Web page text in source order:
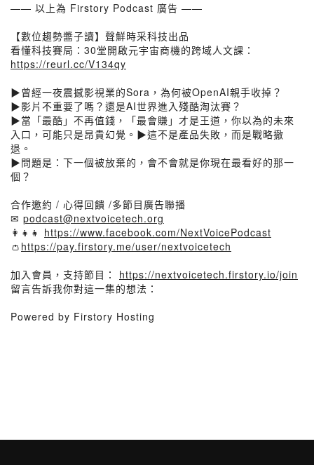
—— 以上為 Firstory Podcast 廣告 ——
【數位趨勢醬子讀】聲鮮時采科技出品
看懂科技賽局：30堂開啟元宇宙商機的跨域人文課：
https://reurl.cc/V134qy
▶曾經一夜震撼影視業的Sora，為何被OpenAI親手收掉？
▶影片不重要了嗎？還是AI世界進入殘酷淘汰賽？
▶當「最酷」不再值錢，「最會賺」才是王道，你以為的未來
入口，可能只是昂貴幻覺。▶這不是產品失敗，而是戰略撤
退。
▶問題是：下一個被放棄的，會不會就是你現在最看好的那一
個？
合作邀約 / 心得回饋 /多節目廣告聯播
✉ podcast@nextvoicetech.org
👩‍👧‍👧 https://www.facebook.com/NextVoicePodcast
👛 https://pay.firstory.me/user/nextvoicetech
加入會員，支持節目： https://nextvoicetech.firstory.io/join
留言告訴我你對這一集的想法：
Powered by Firstory Hosting